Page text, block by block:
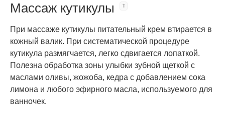
Массаж кутикулы
При массаже кутикулы питательный крем втирается в
кожный валик. При систематической процедуре
кутикула размягчается, легко сдвигается лопаткой.
Полезна обработка зоны улыбки зубной щеткой с
маслами оливы, жожоба, кедра с добавлением сока
лимона и любого эфирного масла, используемого для
ванночек.